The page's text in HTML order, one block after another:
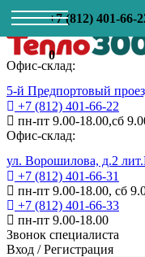
+7 (812) 401-66-
0
Офис-склад:
5-й Предпортовый
+7 (812) 401-66-22
пн-пт 9.00-18.00,сб
Офис-склад:
ул. Ворошилова, д.2
+7 (812) 401-66-31
пн-пт 9.00-18.00, сб
+7 (812) 401-66-33
пн-пт 9.00-18.00
Звонок специалиста
Вход /Регистрация